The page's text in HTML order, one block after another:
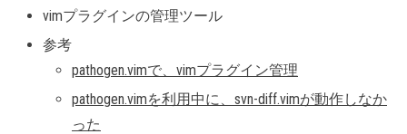
vimプラグインの管理ツール
参考
pathogen.vimで、vimプラグイン管理
pathogen.vimを利用中に、svn-diff.vimが動作しなか
った